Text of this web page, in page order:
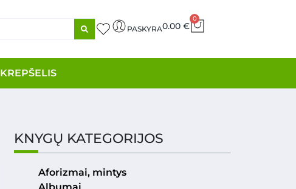
PASKYRA0.00 €
0
KREPŠELIS
KNYGŲ KATEGORIJOS
Aforizmai, mintys